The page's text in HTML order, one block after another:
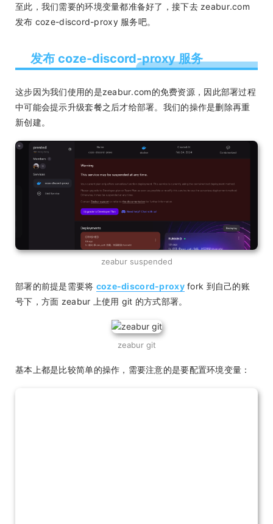
至此，我们需要的环境变量都准备好了，接下去 zeabur.com
发布 coze-discord-proxy 服务吧。
发布 coze-discord-proxy 服务
这步因为我们使用的是zeabur.com的免费资源，因此部署过程
中可能会提示升级套餐之后才给部署。我们的操作是删除再重
新创建。
zeabur suspended
部署的前提是需要将 coze-discord-proxyfork 到自己的账
号下，方面 zeabur 上使用 git 的方式部署。
zeabur git
基本上都是比较简单的操作，需要注意的是要配置环境变量：